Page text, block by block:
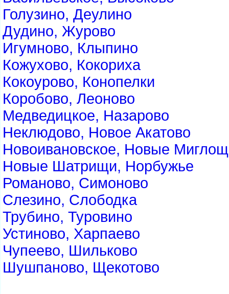
Голузино, Деулино
Дудино, Журово
Игумново, Клыпино
Кожухово, Кокориха
Кокоурово, Конопелки
Коробово, Леоново
Медведицкое, Назарово
Неклюдово, Новое Акатово
Новоивановское, Новые
Новые Шатрищи, Норбужье
Романово, Симоново
Слезино, Слободка
Трубино, Туровино
Устиново, Харпаево
Чупеево, Шильково
Шушпаново, Щекотово